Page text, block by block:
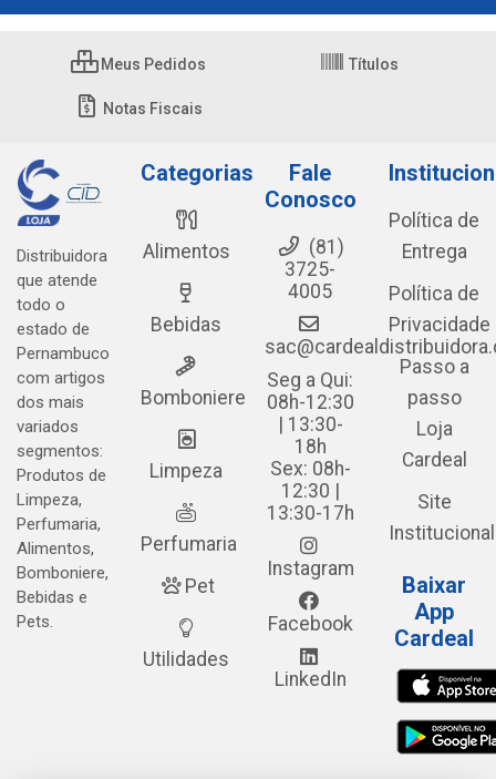
Meus Pedidos Títulos
Notas Fiscais
Distribuidora
que atende
todo o
estado de
Pernambuco
com artigos
dos mais
variados
segmentos:
Produtos de
Limpeza,
Perfumaria,
Alimentos,
Bomboniere,
Bebidas e
Pets.
Categorias
Alimentos
Bebidas
Bomboniere
Limpeza
Perfumaria
Pet
Utilidades
Fale
Conosco
(81)
3725-
4005
Seg a Qui:
08h-12:30
| 13:30-
18h
Sex: 08h-
12:30 |
13:30-17h
Instagram
Facebook
LinkedIn
Política de
Entrega
Política de
Privacidade
Passo a
passo
Loja
Cardeal
Site
Institucional
Baixar
App
Cardeal